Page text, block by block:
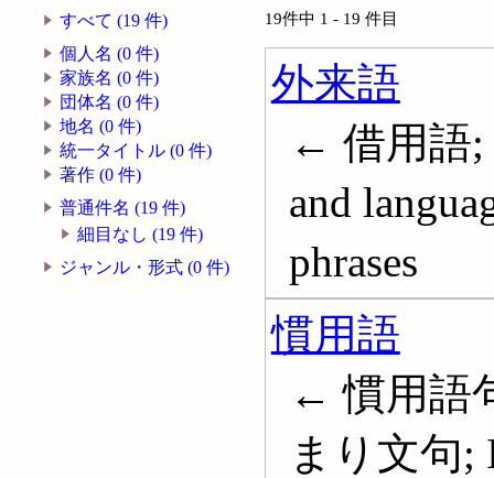
すべて (19 件)
個人名 (0 件)
家族名 (0 件)
団体名 (0 件)
地名 (0 件)
統一タイトル (0 件)
著作 (0 件)
普通件名 (19 件)
細目なし (19 件)
ジャンル・形式 (0 件)
19件中 1 - 19 件目
外来語
← 借用語;
and
phrases
慣用語
← 慣用語
まり文句;